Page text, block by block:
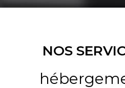
NOS